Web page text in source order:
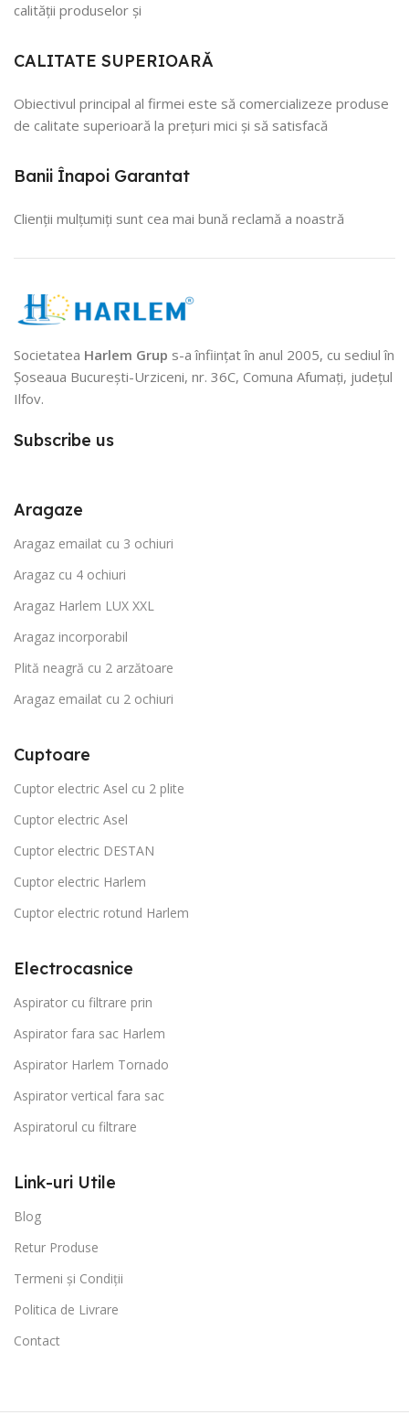
calității produselor și
CALITATE SUPERIOARĂ
Obiectivul principal al firmei este să comercializeze produse
de calitate superioară la prețuri mici și să satisfacă
Banii Înapoi Garantat
Clienții mulțumiți sunt cea mai bună reclamă a noastră
Societatea Harlem Grup s-a înființat în anul 2005, cu sediul în
Șoseaua București-Urziceni, nr. 36C, Comuna Afumați, județul
Ilfov.
Subscribe us
Aragaze
Aragaz emailat cu 3 ochiuri
Aragaz cu 4 ochiuri
Aragaz Harlem LUX XXL
Aragaz incorporabil
Plită neagră cu 2 arzătoare
Aragaz emailat cu 2 ochiuri
Cuptoare
Cuptor electric Asel cu 2 plite
Cuptor electric Asel
Cuptor electric DESTAN
Cuptor electric Harlem
Cuptor electric rotund Harlem
Electrocasnice
Aspirator cu filtrare prin
Aspirator fara sac Harlem
Aspirator Harlem Tornado
Aspirator vertical fara sac
Aspiratorul cu filtrare
Link-uri Utile
Blog
Retur Produse
Termeni și Condiții
Politica de Livrare
Contact